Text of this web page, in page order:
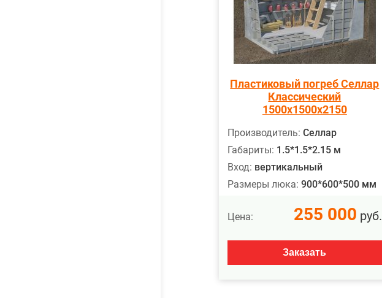
Пластиковый погреб Селлар
Классический
1500х1500х2150
Производитель: Селлар
Габариты: 1.5*1.5*2.15 м
Вход: вертикальный
Размеры люка: 900*600*500 мм
Цена: 255 000 руб.
Заказать